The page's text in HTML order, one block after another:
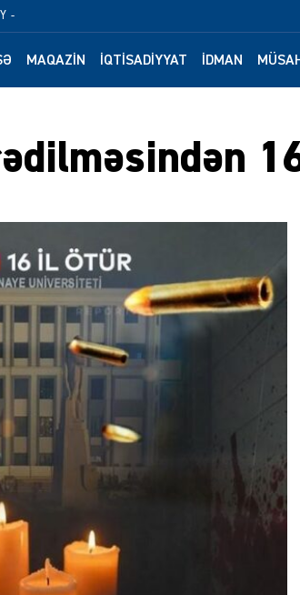
-
MAQAZIN İQTISADIYYAT İDMAN